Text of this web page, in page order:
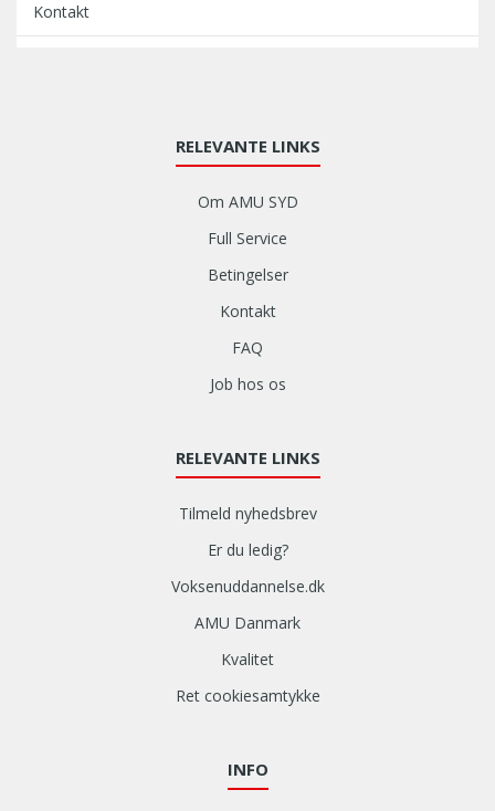
Kontakt
RELEVANTE LINKS
Om AMU SYD
Full Service
Betingelser
Kontakt
FAQ
Job hos os
RELEVANTE LINKS
Tilmeld nyhedsbrev
Er du ledig?
Voksenuddannelse.dk
AMU Danmark
Kvalitet
Ret cookiesamtykke
INFO